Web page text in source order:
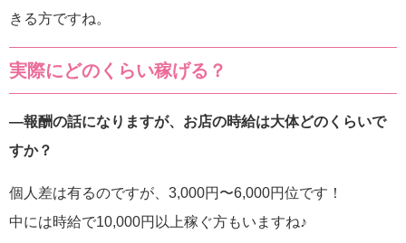
きる方ですね。
実際にどのくらい稼げる？
―報酬の話になりますが、お店の時給は大体どのくらいで
すか？
個人差は有るのですが、3,000円〜6,000円位です！
中には時給で10,000円以上稼ぐ方もいますね♪